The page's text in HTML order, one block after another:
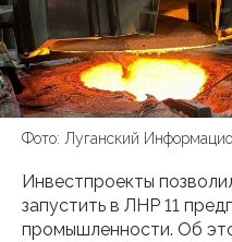
Фото: Луганский
Инвестпроекты
запустить в ЛНР 11
промышленности. Об